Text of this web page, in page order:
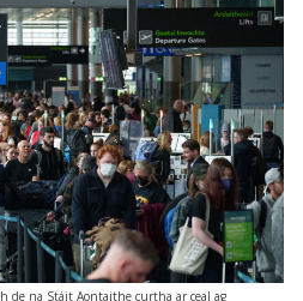
de na Stáit Aontaithe curtha ar ceal ag